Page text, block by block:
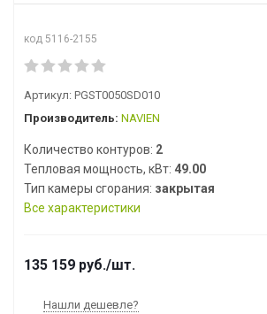
код 5116-2155
Артикул: PGST0050SD010
Производитель: NAVIEN
Количество контуров: 2
Тепловая мощность, кВт: 49.00
Тип камеры сгорания: закрытая
Все характеристики
135 159 руб./шт.
Нашли дешевле?